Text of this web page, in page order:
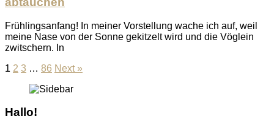
Frühlingsanfang! In meiner Vorstellung wache ich auf, weil
meine Nase von der Sonne gekitzelt wird und die Vöglein
zwitschern. In
1 2 3 … 86 Next »
Hallo!